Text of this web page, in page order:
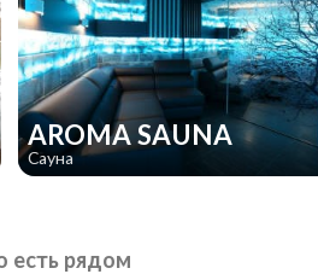
AROMA SAUNA
Сауна
есть рядом